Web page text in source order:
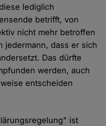
lediglich
betrifft, von
nicht mehr betroffen
jedermann, dass er sich
Das dürfte
werden, auch
entscheiden
ist